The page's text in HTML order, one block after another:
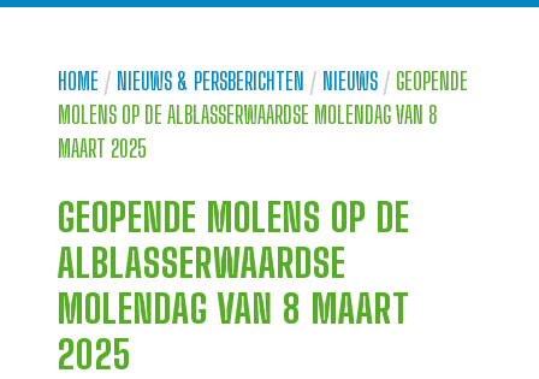
HOME / NIEUWS & PERSBERICHTEN / NIEUWS / GEOPENDE
MOLENS OP DE ALBLASSERWAARDSE MOLENDAG VAN 8
MAART 2025
GEOPENDE MOLENS OP DE
ALBLASSERWAARDSE
MOLENDAG VAN 8 MAART
2025